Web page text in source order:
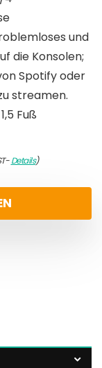
und
die Konsolen;
Spotify oder
streamen.
Fuß
Details)